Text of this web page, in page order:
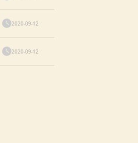
2020-09-12
2020-09-12